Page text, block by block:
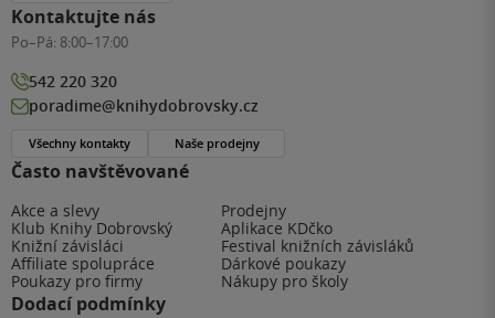
Často navštěvované
Akce a slevy
Prodejny
Klub Knihy Dobrovský
Aplikace KDčko
Knižní závisláci
Festival knižních závisláků
Affiliate spolupráce
Dárkové poukazy
Poukazy pro firmy
Nákupy pro školy
Dodací podmínky
Kontaktujte nás
Po–Pá: 8:00–17:00
542 220 320
poradime@knihydobrovsky.cz
Všechny kontakty Naše prodejny